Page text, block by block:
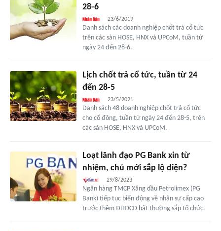
28-6
23/6/2019
Danh sách các doanh nghiệp chốt trả cổ tức
trên các sàn HOSE, HNX và UPCoM, tuần từ
ngày 24 đến 28-6.
Lịch chốt trả cổ tức, tuần từ 24
đến 28-5
23/5/2021
Danh sách 48 doanh nghiệp chốt trả cổ tức
cho cổ đông, tuần từ ngày 24 đến 28-5, trên
các sàn HOSE, HNX và UPCoM.
Loạt lãnh đạo PG Bank xin từ
nhiệm, chủ mới sắp lộ diện?
29/8/2023
Ngân hàng TMCP Xăng dầu Petrolimex (PG
Bank) tiếp tục biến động về nhân sự cấp cao
trước thềm ĐHĐCĐ bất thường sắp tổ chức.